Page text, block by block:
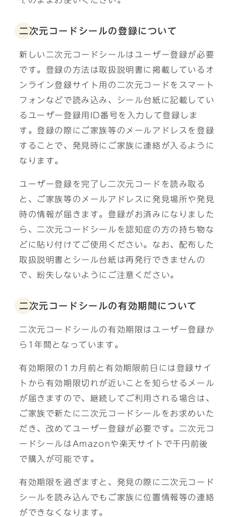
二次元コードシールの登録について
新しい二次元コードシールはユーザー登録が必要
です。登録の方法は取扱説明書に掲載しているオ
ンライン登録サイト用の二次元コードをスマート
フォンなどで読み込み、シール台紙に記載してい
るユーザー登録用ID番号を入力して登録しま
す。登録の際にご家族等のメールアドレスを登録
することで、発見時にご家族に連絡が入るように
なります。
ユーザー登録を完了し二次元コードを読み取る
と、ご家族等のメールアドレスに発見場所や発見
時の情報が届きます。登録がお済みになりました
ら、二次元コードシールを認知症の方の持ち物な
どに貼り付けてご使用ください。なお、配布した
取扱説明書とシール台紙は再発行できませんの
で、紛失しないようにご注意ください。
二次元コードシールの有効期間について
二次元コードシールの有効期限はユーザー登録か
ら1年間となっています。
有効期限の1カ月前と有効期限前日には登録サイ
トから有効期限切れが近いことを知らせるメール
が届きますので、継続してご利用される場合は、
ご家族で新たに二次元コードシールをお求めいた
だき、改めてユーザー登録が必要です。二次元コ
ードシールはAmazonや楽天サイトで千円前後
で購入が可能です。
有効期限を過ぎますと、発見の際に二次元コード
シールを読み込んでもご家族に位置情報等の連絡
ができなくなります。